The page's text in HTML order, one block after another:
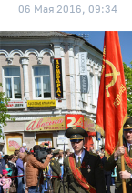
06 Мая 2016, 09:34